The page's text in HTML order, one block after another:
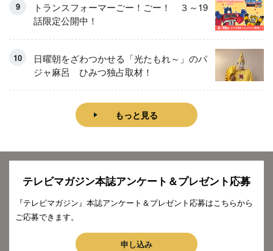
トランスフォーマーごー！ごー！ ３～19
話限定公開中！
日曜朝をざわつかせる「光たもれ～」のパ
ジャ麻呂 ひみつ独占取材！
もっと見る
テレビマガジン本誌アンケート＆プレゼント応募
『テレビマガジン』本誌アンケート＆プレゼント応募はこちらから
ご応募できます。
申し込み